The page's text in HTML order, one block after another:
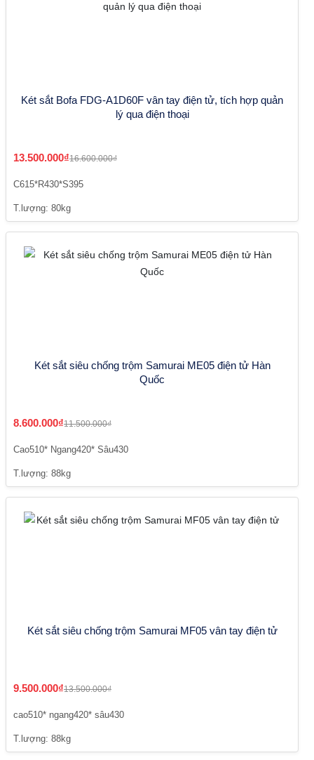
Két sắt Bofa FDG-A1D60F vân tay điện tử, tích hợp quản
lý qua điện thoại
13.500.000₫16.600.000₫
C615*R430*S395
T.lượng: 80kg
Két sắt siêu chống trộm Samurai ME05 điện tử Hàn
Quốc
8.600.000₫11.500.000₫
Cao510* Ngang420* Sâu430
T.lượng: 88kg
Két sắt siêu chống trộm Samurai MF05 vân tay điện tử
9.500.000₫13.500.000₫
cao510* ngang420* sâu430
T.lượng: 88kg